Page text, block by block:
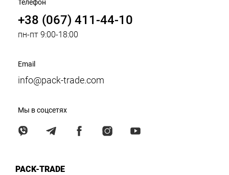
Телефон
+38 (067) 411-44-10
пн-пт 9:00-18:00
Email
info@pack-trade.com
Мы в соцсетях
PACK-TRADE